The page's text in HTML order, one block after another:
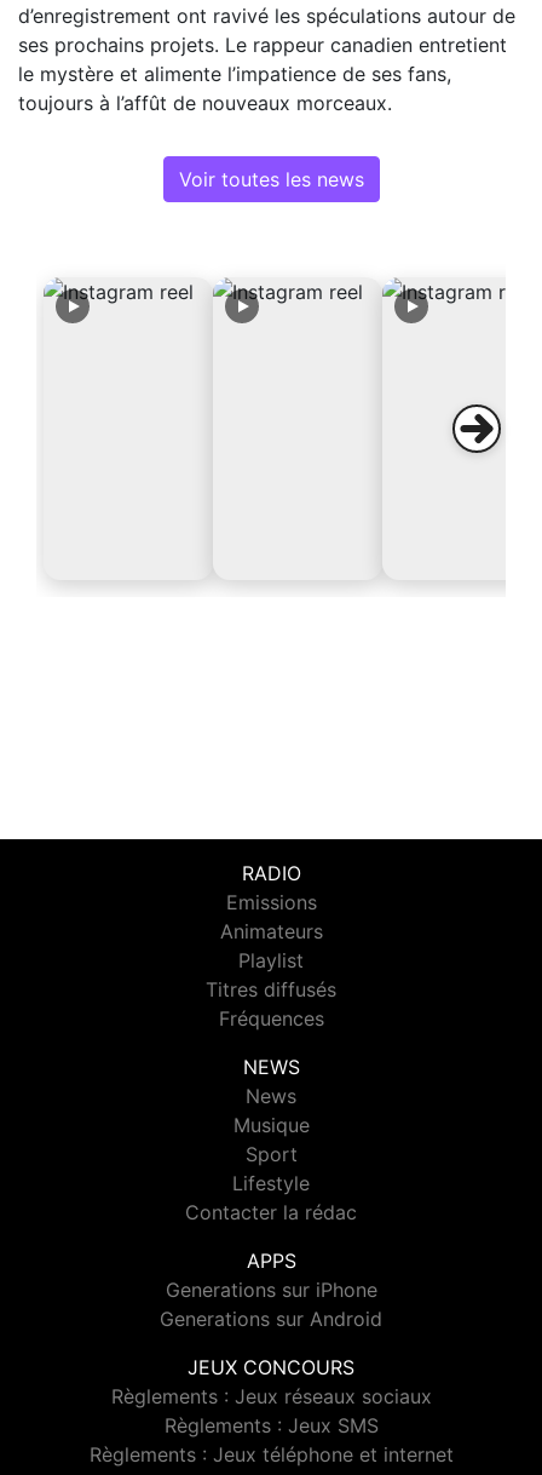
d’enregistrement ont ravivé les spéculations autour de
ses prochains projets. Le rappeur canadien entretient
le mystère et alimente l’impatience de ses fans,
toujours à l’affût de nouveaux morceaux.
Voir toutes les news
RADIO
Emissions
Animateurs
Playlist
Titres diffusés
Fréquences
NEWS
News
Musique
Sport
Lifestyle
Contacter la rédac
APPS
Generations sur iPhone
Generations sur Android
JEUX CONCOURS
Règlements : Jeux réseaux sociaux
Règlements : Jeux SMS
Règlements : Jeux téléphone et internet